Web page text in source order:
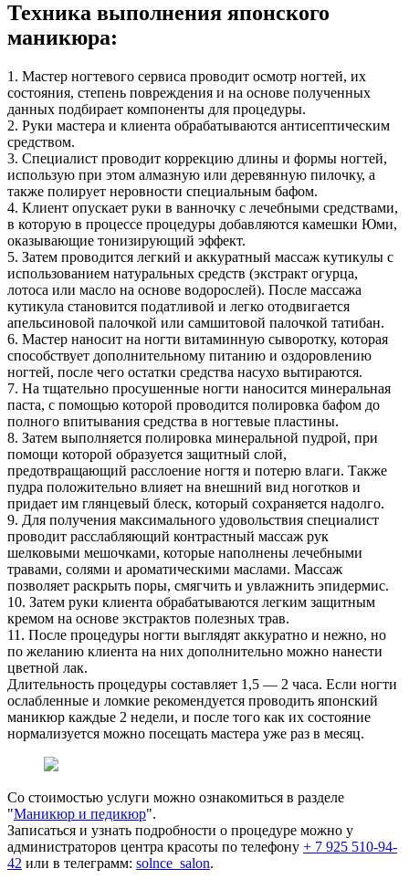
Техника выполнения японского
маникюра:
1. Мастер ногтевого сервиса проводит осмотр ногтей, их
состояния, степень повреждения и на основе полученных
данных подбирает компоненты для процедуры.
2. Руки мастера и клиента обрабатываются антисептическим
средством.
3. Специалист проводит коррекцию длины и формы ногтей,
использую при этом алмазную или деревянную пилочку, а
также полирует неровности специальным бафом.
4. Клиент опускает руки в ванночку с лечебными средствами,
в которую в процессе процедуры добавляются камешки Юми,
оказывающие тонизирующий эффект.
5. Затем проводится легкий и аккуратный массаж кутикулы с
использованием натуральных средств (экстракт огурца,
лотоса или масло на основе водорослей). После массажа
кутикула становится податливой и легко отодвигается
апельсиновой палочкой или самшитовой палочкой татибан.
6. Мастер наносит на ногти витаминную сыворотку, которая
способствует дополнительному питанию и оздоровлению
ногтей, после чего остатки средства насухо вытираются.
7. На тщательно просушенные ногти наносится минеральная
паста, с помощью которой проводится полировка бафом до
полного впитывания средства в ногтевые пластины.
8. Затем выполняется полировка минеральной пудрой, при
помощи которой образуется защитный слой,
предотвращающий расслоение ногтя и потерю влаги. Также
пудра положительно влияет на внешний вид ноготков и
придает им глянцевый блеск, который сохраняется надолго.
9. Для получения максимального удовольствия специалист
проводит расслабляющий контрастный массаж рук
шелковыми мешочками, которые наполнены лечебными
травами, солями и ароматическими маслами. Массаж
позволяет раскрыть поры, смягчить и увлажнить эпидермис.
10. Затем руки клиента обрабатываются легким защитным
кремом на основе экстрактов полезных трав.
11. После процедуры ногти выглядят аккуратно и нежно, но
по желанию клиента на них дополнительно можно нанести
цветной лак.
Длительность процедуры составляет 1,5 — 2 часа. Если ногти
ослабленные и ломкие рекомендуется проводить японский
маникюр каждые 2 недели, и после того как их состояние
нормализуется можно посещать мастера уже раз в месяц.
Со стоимостью услуги можно ознакомиться в разделе
"Маникюр и педикюр".
Записаться и узнать подробности о процедуре можно у
администраторов центра красоты по телефону + 7 925 510-94-
42 или в телеграмм: solnce_salon.